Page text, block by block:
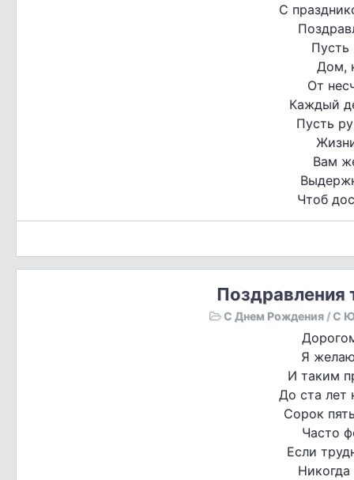
С
Дом,
От
Каждый
Пусть
Вам
Чтоб
Поздравления
С Днем Рождения / С
Я
И таким
До ста лет
Сорок
Часто
Если